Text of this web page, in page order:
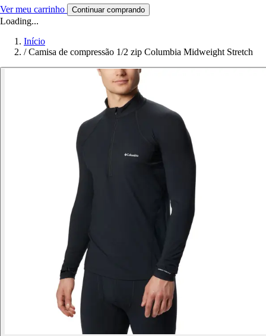
Ver meu carrinho Continuar comprando
Loading...
Início
/ Camisa de compressão 1/2 zip Columbia Midweight Stretch